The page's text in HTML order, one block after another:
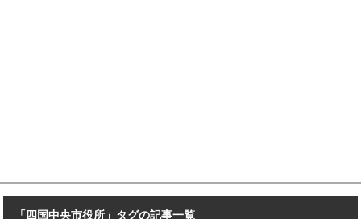
「四国中央市役所」タグの記事一覧